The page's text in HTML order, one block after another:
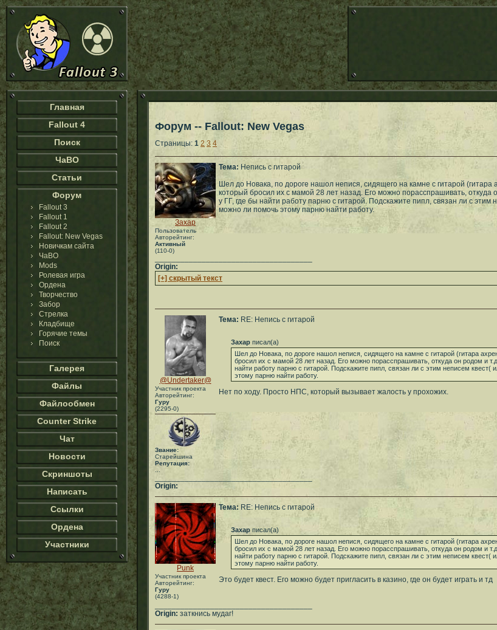
Главная
Fallout 4
Поиск
ЧаВО
Статьи
Форум
Fallout 3
Fallout 1
Fallout 2
Fallout: New Vegas
Новичкам сайта
ЧаВО
Mods
Ролевая игра
Ордена
Творчество
Забор
Стрелка
Кладбище
Горячие темы
Поиск
Галерея
Файлы
Файлообмен
Counter Strike
Чат
Новости
Скриншоты
Написать
Ссылки
Ордена
Участники
Форум -- Fallout: New Vegas
Страницы: 1 2 3 4
Захар
Пользователь
Авторейтинг:
Активный
(110-0)
Тема: Непись с гитарой
Шел до Новака, по дороге нашол непися, сидящего на камне с гитарой
который бросил их с мамой 28 лет назад. Его можно порасспрашивать, откуда
у ГГ, где бы найти работу парню с гитарой. Подскажите пипл, связан ли с этим
можно ли помочь этому парню найти работу.
Origin:
[+] скрытый текст
@Undertaker@
Участник проекта
Авторейтинг:
Гуру
(2295-0)
Звание:
Старейшина
Репутация:
...
Тема: RE: Непись с гитарой
Захар писал(а)
Шел до Новака, по дороге нашол непися, сидящего на камне с гитарой (гитара
бросил их с мамой 28 лет назад. Его можно порасспрашивать, откуда он родом и
найти работу парню с гитарой. Подскажите пипл, связан ли с этим неписем
этому парню найти работу.
Нет по ходу. Просто НПС, который вызывает жалость у прохожих.
_____________________________________
Origin:
Punk
Участник проекта
Авторейтинг:
Гуру
(4288-1)
Тема: RE: Непись с гитарой
Захар писал(а)
Шел до Новака, по дороге нашол непися, сидящего на камне с гитарой (гитара
бросил их с мамой 28 лет назад. Его можно порасспрашивать, откуда он родом и
найти работу парню с гитарой. Подскажите пипл, связан ли с этим неписем
этому парню найти работу.
Это будет квест. Его можно будет пригласить в казино, где он будет играть и тд
Origin: заткнись мудаг!